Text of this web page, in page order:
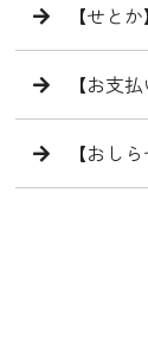
【せと
【お支
【おし